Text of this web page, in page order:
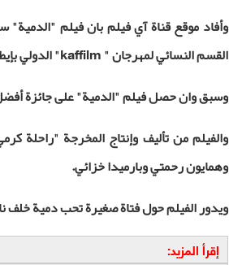
وأفاد موقع قناة آي فيلم بان فيلم
القسم النسائي لمهرجان"
kaffilm" الدولي
وسبق وان حصل فيلم "الدمية" على جائزة
والفيلم من تأليف وإنتاج المخرجة "راحلة
وهمايون رحمتي وبارميدا خزائي.
ويدور الفيلم حول فتاة صغيرة تحب دمية خلف
إقرأ المزيد: